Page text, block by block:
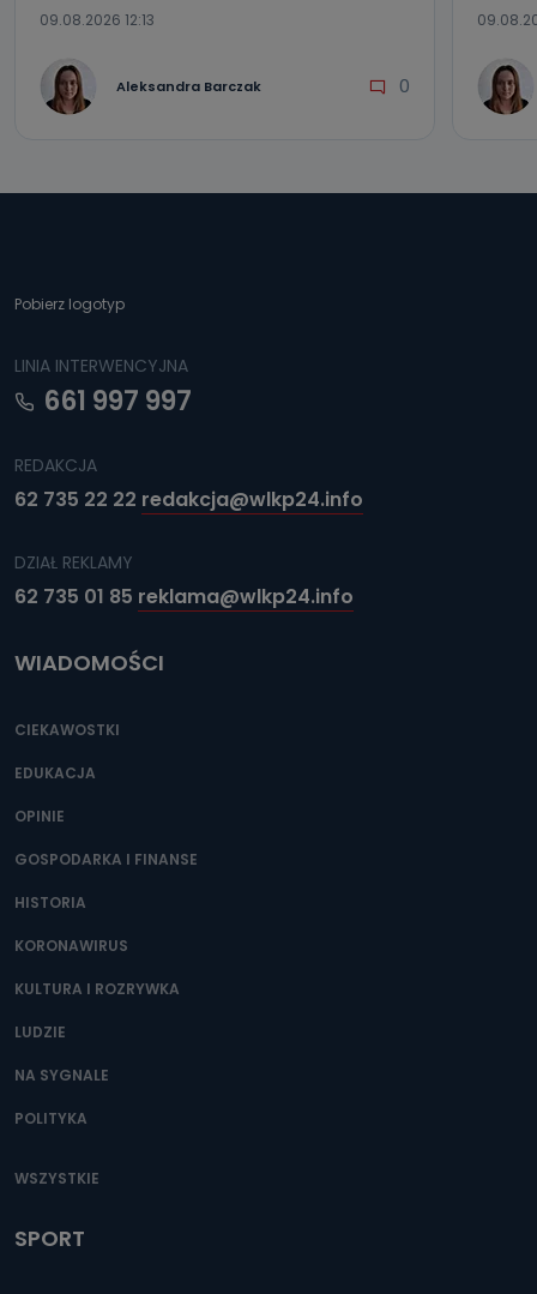
09.08.2026 12:13
Aleksandra Barczak 0
Pobierz logotyp
LINIA INTERWENCYJNA
661 997 997
REDAKCJA
62 735 22 22 redakcja@wlkp24.info
DZIAŁ REKLAMY
62 735 01 85 reklama@wlkp24.info
WIADOMOŚCI
CIEKAWOSTKI
EDUKACJA
OPINIE
GOSPODARKA I FINANSE
HISTORIA
KORONAWIRUS
KULTURA I ROZRYWKA
LUDZIE
NA SYGNALE
POLITYKA
WSZYSTKIE
SPORT